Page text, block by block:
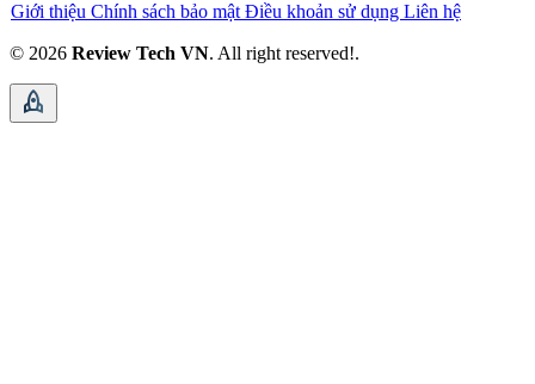
Giới thiệu Chính sách bảo mật Điều khoản sử dụng Liên hệ
© 2026 Review Tech VN. All right reserved!.
rocket